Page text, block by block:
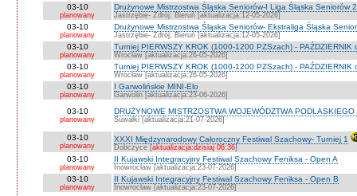
03-10
planowany
Drużynowe Mistrzostwa Śląska Seniorów-I Liga Śląska Seniorów
Jastrzębie- Zdrój; Bieruń [aktualizacja:12-05-2026]
03-10
planowany
Drużynowe Mistrzostwa Śląska Seniorów- Ekstraliga Śląska
Jastrzębie- Zdrój; Bieruń [aktualizacja:12-05-2026]
03-10
planowany
Turniej PIERWSZY KROK (1000-1200 PZSzach) - PAŹDZIERNIK
Wrocław [aktualizacja:26-05-2026]
03-10
planowany
Turniej PIERWSZY KROK (1000-1200 PZSzach) - PAŹDZIERNIK
Wrocław [aktualizacja:26-05-2026]
03-10
planowany
I Garwolińskie MINI-Elo
Garwolin [aktualizacja:23-06-2026]
03-10
planowany
DRUŻYNOWE MISTRZOSTWA WOJEWÓDZTWA
Suwałki [aktualizacja:21-07-2026]
03-10
planowany
XXXI Międzynarodowy Całoroczny Festiwal Szachowy- Turniej 1
Dobczyce [aktualizacja:dzisiaj 06:36]
03-10
planowany
II Kujawski Integracyjny Festiwal Szachowy Feniksa - Open A
Inowrocław [aktualizacja:23-07-2026]
03-10
planowany
II Kujawski Integracyjny Festiwal Szachowy Feniksa - Open B
Inowrocław [aktualizacja:23-07-2026]